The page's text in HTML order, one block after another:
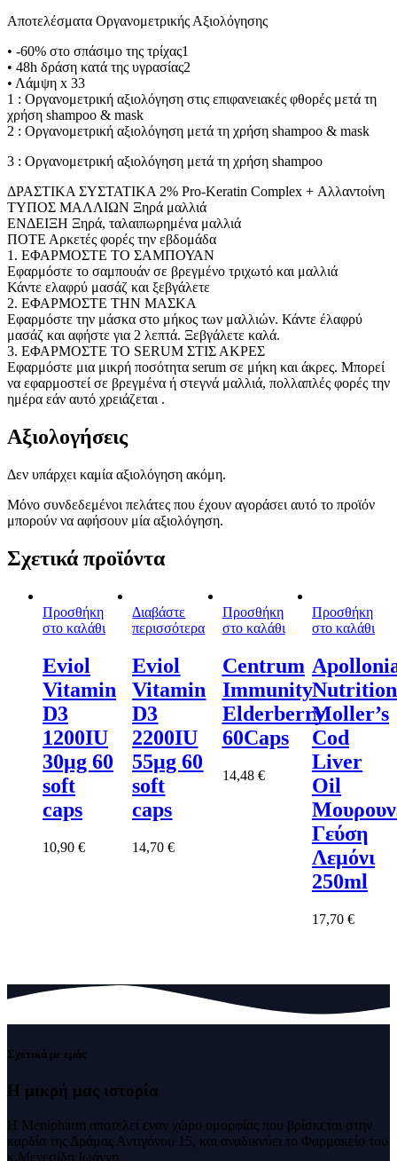
Αποτελέσματα Οργανομετρικής Αξιολόγησης
• -60% στο σπάσιμο της τρίχας1
• 48h δράση κατά της υγρασίας2
• Λάμψη x 33
1 : Οργανομετρική αξιολόγηση στις επιφανειακές φθορές μετά τη
χρήση shampoo & mask
2 : Οργανομετρική αξιολόγηση μετά τη χρήση shampoo & mask
3 : Οργανομετρική αξιολόγηση μετά τη χρήση shampoo
ΔΡΑΣΤΙΚΑ ΣΥΣΤΑΤΙΚΑ 2% Pro-Keratin Complex + Αλλαντοίνη
ΤΥΠΟΣ ΜΑΛΛΙΩΝ Ξηρά μαλλιά
ΕΝΔΕΙΞΗ Ξηρά, ταλαιπωρημένα μαλλιά
ΠΟΤΕ Αρκετές φορές την εβδομάδα
1. ΕΦΑΡΜΟΣΤΕ ΤΟ ΣΑΜΠΟΥΑΝ
Εφαρμόστε το σαμπουάν σε βρεγμένο τριχωτό και μαλλιά
Κάντε ελαφρύ μασάζ και ξεβγάλετε
2. ΕΦΑΡΜΟΣΤΕ ΤΗΝ ΜΑΣΚΑ
Εφαρμόστε την μάσκα στο μήκος των μαλλιών. Κάντε έλαφρύ
μασάζ και αφήστε για 2 λεπτά. Ξεβγάλετε καλά.
3. ΕΦΑΡΜΟΣΤΕ ΤΟ SERUM ΣΤΙΣ ΑΚΡΕΣ
Εφαρμόστε μια μικρή ποσότητα serum σε μήκη και άκρες. Μπορεί
να εφαρμοστεί σε βρεγμένα ή στεγνά μαλλιά, πολλαπλές φορές την
ημέρα εάν αυτό χρειάζεται .
Αξιολογήσεις
Δεν υπάρχει καμία αξιολόγηση ακόμη.
Μόνο συνδεδεμένοι πελάτες που έχουν αγοράσει αυτό το προϊόν
μπορούν να αφήσουν μία αξιολόγηση.
Σχετικά προϊόντα
Προσθήκη
στο καλάθι
Eviol
Vitamin
D3
1200IU
30μg 60
soft
caps
10,90 €
Διαβάστε
περισσότερα
Eviol
Vitamin
D3
2200IU
55μg 60
soft
caps
14,70€
Προσθήκη
στο καλάθι
Centrum
Immunity
Elderberry
60Caps
14,48 €
Προσθήκη
στο καλάθι
Nutrition
Moller’s
Cod
Liver
Oil
Γεύση
Λεμόνι
250ml
17,70 €
Σχετικά με εμάς
Η μικρή μας ιστορία
Η Menipharm αποτελεί εναν χώρο ομορφίας που βρίσκεται στην
καρδία της Δράμας Αντιγόνου 15, και αναδικνύει το Φαρμακείο του
κ.Μενεσίδη Ιωάννη